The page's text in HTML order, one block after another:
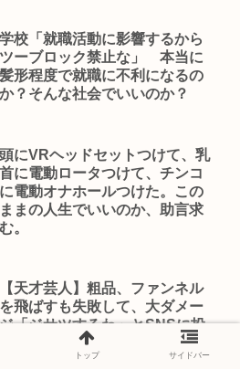
者の「テレビ離れ」が始まっ
学校「就職活動に影響するから
ツーブロック禁止な」 本当に
髪形程度で就職に不利になるの
か？そんな社会でいいのか？
頭にVRヘッドセットつけて、乳
首に電動ロータつけて、チンコ
に電動オナホールつけた。この
ままの人生でいいのか、助言求
む。
【天才芸人】粗品、ファンネル
を飛ばすも失敗して、大ダメー
「ジサツするわ」とSNSに投
稿してから3日目
トップ サイドバー